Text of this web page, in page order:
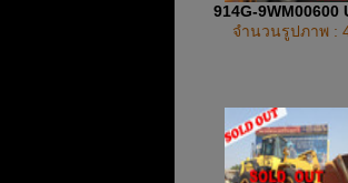
914G-9WM00600
จำนวนรูปภาพ :